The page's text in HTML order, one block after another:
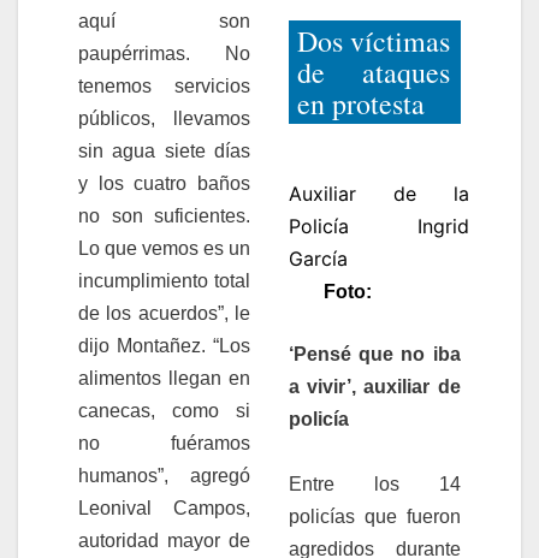
aquí son
paupérrimas. No
tenemos servicios
públicos, llevamos
sin agua siete días
y los cuatro baños
no son suficientes.
Lo que vemos es un
incumplimiento total
de los acuerdos”, le
dijo Montañez. “Los
alimentos llegan en
canecas, como si
no fuéramos
humanos”, agregó
Leonival Campos,
autoridad mayor de
Dos víctimas
de ataques
en protesta
Auxiliar de la
Policía Ingrid
García
Foto:
‘Pensé que no iba
a vivir’, auxiliar de
policía
Entre los 14
policías que fueron
agredidos durante